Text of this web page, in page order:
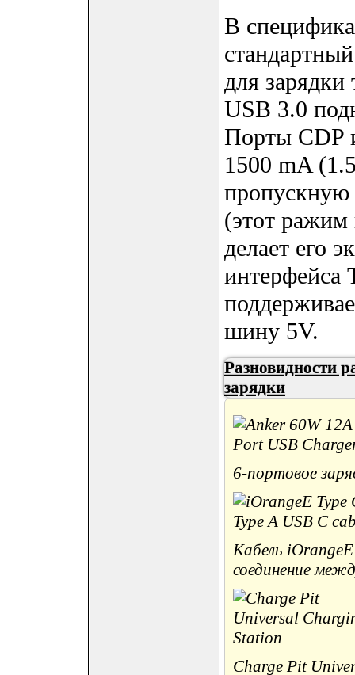
В
для
USB 3.0
Порты CDP
1500 mA
пропускную
(этот ражим
делает его
интерфейса
шину 5V.
Разновидности
зарядки
6-портовое
Кабель
соединение
Charge Pit